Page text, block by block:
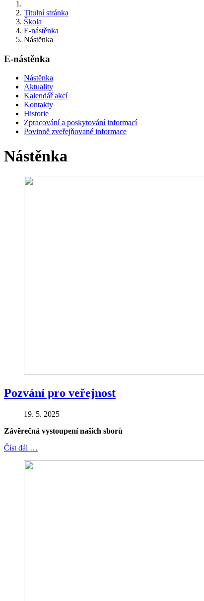
Titulní stránka
Škola
E-nástěnka
Nástěnka
E-nástěnka
Nástěnka
Aktuality
Kalendář akcí
Kontakty
Historie
Zpracování a poskytování informací
Povinně zveřejňované informace
Nástěnka
Pozvání pro veřejnost
19. 5. 2025
Závěrečná vystoupení našich sborů
Číst dál …